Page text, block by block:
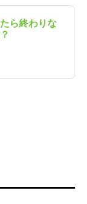
ら終わりな